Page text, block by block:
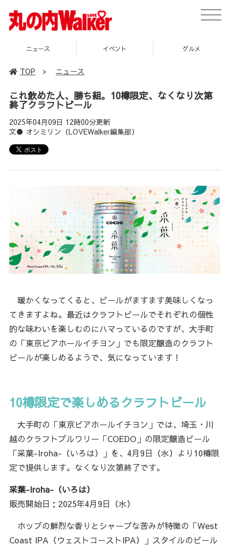
toggle
ニュース イベント グルメ
TOP > ニュース
これ飲めた人、勝ち組。10樽限定、なくなり次第
終了クラフトビール
2025年04月09日 12時00分更新
文● オシミリン（LOVEWalker編集部）
暖かくなってくると、ビールがますます美味しくなっ
てきますよね。最近はクラフトビールでそれぞれの個性
的な味わいを楽しむのにハマっているのですが、大手町
の「東京ビアホールイチヨン」でも限定醸造のクラフト
ビールが楽しめるようで、気になっています！
10樽限定で楽しめるクラフトビール
大手町の「東京ビアホールイチヨン」では、埼玉・川
越のクラフトブルワリー「COEDO」の限定醸造ビール
「采葉-Iroha-（いろは）」を、4月9日（水）より10樽限
定で提供します。なくなり次第終了です。
采葉-Iroha-（いろは）
販売開始日：2025年4月9日（水）
ホップの鮮烈な香りとシャープな苦みが特徴の「West
Coast IPA（ウェストコーストIPA）」スタイルのビール